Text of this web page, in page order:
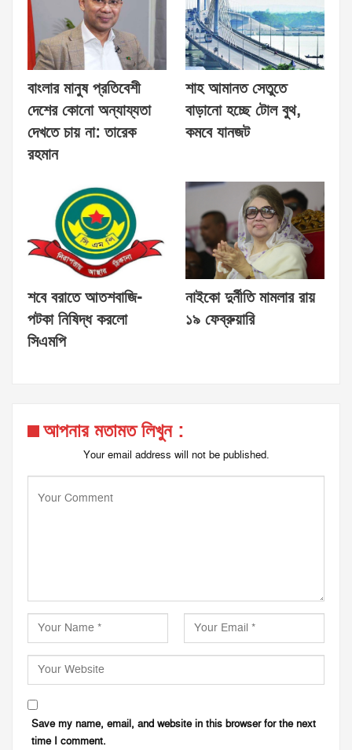
বাংলার মানুষ প্রতিবেশী
দেশের কোনো অন্যায্যতা
দেখতে চায় না: তারেক
রহমান
শাহ আমানত সেতুতে
বাড়ানো হচ্ছে টোল বুথ,
কমবে যানজট
শবে বরাতে আতশবাজি-
পটকা নিষিদ্ধ করলো
সিএমপি
নাইকো দুর্নীতি মামলার রায়
১৯ ফেব্রুয়ারি
আপনার মতামত লিখুন :
Your email address will not be published.
Save my name, email, and website in this browser for the next
time I comment.